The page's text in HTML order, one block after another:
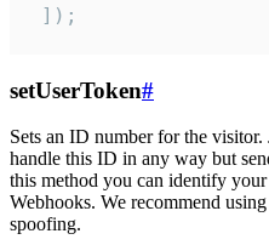
]);
setUserToken#
Sets an ID number for the
handle this ID in any way but
this method you can identify
Webhooks. We recommend
spoofing.